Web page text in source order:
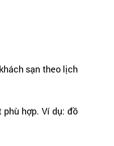
sạn theo lịch
hợp. Ví dụ: đồ